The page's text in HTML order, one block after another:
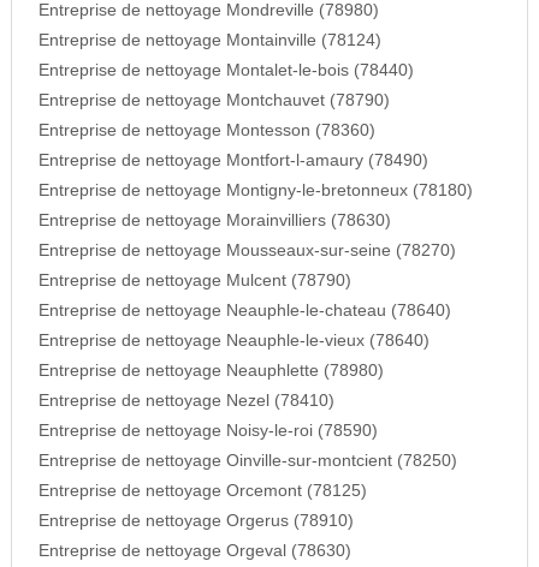
Entreprise de nettoyage Mondreville (78980)
Entreprise de nettoyage Montainville (78124)
Entreprise de nettoyage Montalet-le-bois (78440)
Entreprise de nettoyage Montchauvet (78790)
Entreprise de nettoyage Montesson (78360)
Entreprise de nettoyage Montfort-l-amaury (78490)
Entreprise de nettoyage Montigny-le-bretonneux (78180)
Entreprise de nettoyage Morainvilliers (78630)
Entreprise de nettoyage Mousseaux-sur-seine (78270)
Entreprise de nettoyage Mulcent (78790)
Entreprise de nettoyage Neauphle-le-chateau (78640)
Entreprise de nettoyage Neauphle-le-vieux (78640)
Entreprise de nettoyage Neauphlette (78980)
Entreprise de nettoyage Nezel (78410)
Entreprise de nettoyage Noisy-le-roi (78590)
Entreprise de nettoyage Oinville-sur-montcient (78250)
Entreprise de nettoyage Orcemont (78125)
Entreprise de nettoyage Orgerus (78910)
Entreprise de nettoyage Orgeval (78630)